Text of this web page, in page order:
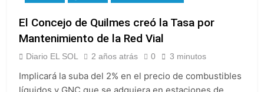
El Concejo de Quilmes creó la Tasa por
Mantenimiento de la Red Vial
Diario EL SOL 2 años atrás 0 3 minutos
Implicará la suba del 2% en el precio de combustibles